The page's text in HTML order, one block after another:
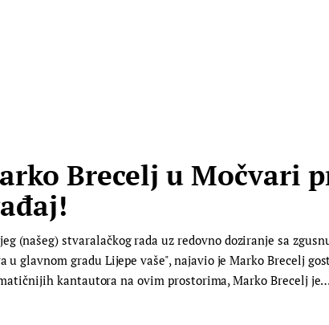
Brecelj u Močvari
(našeg) stvaralačkog rada uz redovno doziranje sa
u glavnom gradu Lijepe vaše", najavio je Marko Brecelj
kantautora na ovim prostorima, Marko Brecelj je…